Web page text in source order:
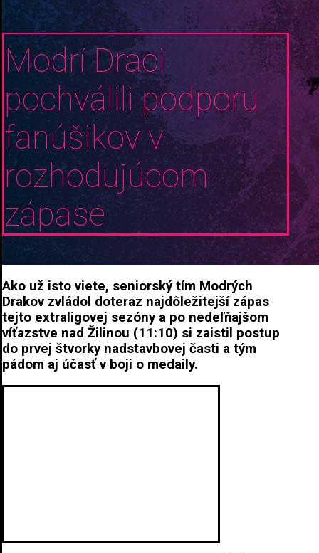
Modrí Draci
pochválili podporu
fanúšikov v
rozhodujúcom
zápase
Ako už isto viete, seniorský tím Modrých
Drakov zvládol doteraz najdôležitejší zápas
tejto extraligovej sezóny a po nedeľňajšom
víťazstve nad Žilinou (11:10) si zaistil postup
do prvej štvorky nadstavbovej časti a tým
pádom aj účasť v boji o medaily.